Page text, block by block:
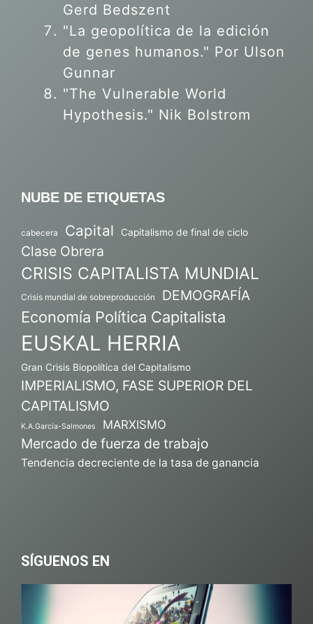
Gerd Bedszent
"La geopolítica de la edición
de genes humanos." Por Ulson
Gunnar
"The Vulnerable World
Hypothesis." Nik Bolstrom
NUBE DE ETIQUETAS
cabecera Capital Capitalismo de final de ciclo
Clase Obrera
CRISIS CAPITALISTA MUNDIAL
Crisis mundial de sobreproducción DEMOGRAFÍA
Economía Política Capitalista
EUSKAL HERRIA
Gran Crisis Biopolítica del Capitalismo
IMPERIALISMO, FASE SUPERIOR DEL
CAPITALISMO
K.A.García-Salmones MARXISMO
Mercado de fuerza de trabajo
Tendencia decreciente de la tasa de ganancia
SÍGUENOS EN